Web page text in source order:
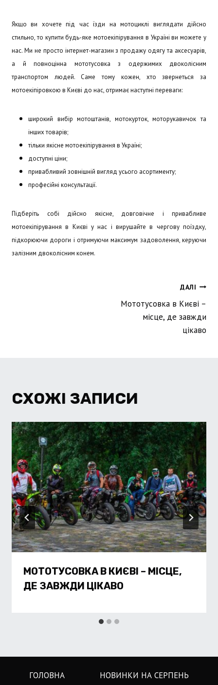
Якщо ви хочете під час їзди на мотоциклі виглядати дійсно
стильно, то купити будь-яке мотоекіпірування в Україні ви можете у
нас. Ми не просто інтернет-магазин з продажу одягу та аксесуарів,
а й повноцінна мототусовка з одержимих двоколісним
транспортом людей. Саме тому кожен, хто звернеться за
мотоекіпіровкою в Києві до нас, отримає наступні переваги:
широкий вибір мотоштанів, мотокурток, моторукавичок та
інших товарів;
тільки якісне мотоекіпірування в Україні;
доступні ціни;
привабливий зовнішній вигляд усього асортименту;
професійні консультації.
Підберіть собі дійсно якісне, довговічне і привабливе
мотоекіпірування в Києві у нас і вирушайте в чергову поїздку,
підкорюючи дороги і отримуючи максимум задоволення, керуючи
залізним двоколісним конем.
ДАЛІ
Мототусовка в Києві –
місце, де завжди
цікаво
СХОЖІ ЗАПИСИ
МОТОТУСОВКА В КИЄВІ – МІСЦЕ,
ДЕ ЗАВЖДИ ЦІКАВО
ГОЛОВНА НОВИНКИ НА СЕРПЕНЬ